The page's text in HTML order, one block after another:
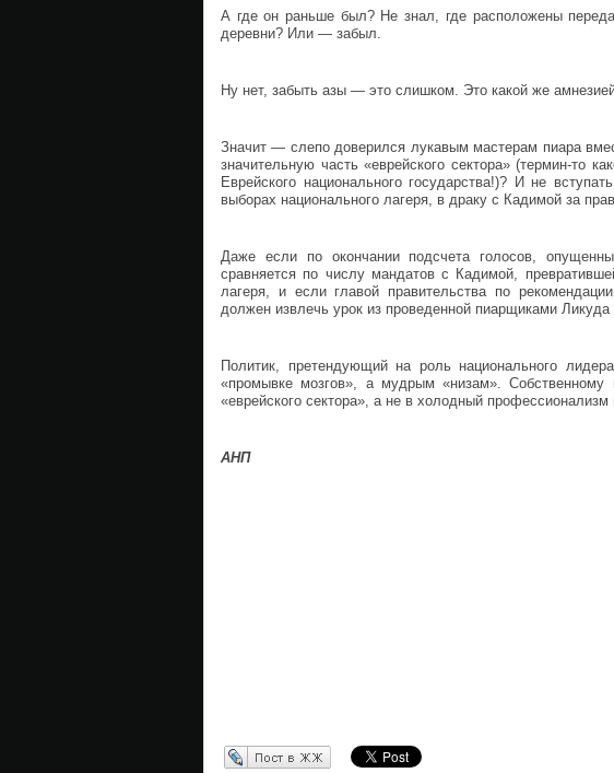
А где он раньше был? Не знал, где расположены
деревни? Или — забыл.
Ну нет, забыть азы — это слишком. Это какой же
Значит — слепо доверился лукавым мастерам пиара
значительную часть «еврейского сектора» (термин-то
Еврейского национального государства!)? И не
выборах национального лагеря, в драку с Кадимой за
Даже если по окончании подсчета голосов,
сравняется по числу мандатов с Кадимой,
лагеря, и если главой правительства по
должен извлечь урок из проведенной пиарщиками
Политик, претендующий на роль национального
«промывке мозгов», а мудрым «низам».
«еврейского сектора», а не в холодный профессионализм
АНП
Перепост в ЖЖ